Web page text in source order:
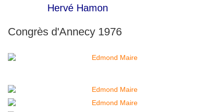
Hervé Hamon
Congrès d'Annecy 1976